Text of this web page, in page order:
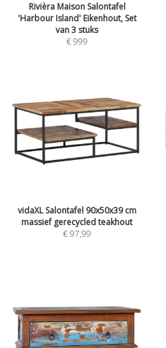
Rivièra Maison Salontafel
'Harbour Island' Eikenhout, Set
van 3 stuks
€999
vidaXL Salontafel 90x50x39 cm
massief gerecycled teakhout
€97,99